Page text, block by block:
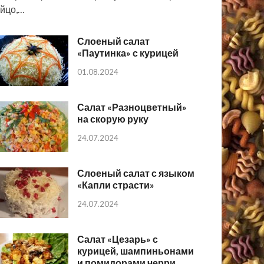
Слоеный салат
«Паутинка» с курицей
01.08.2024
Салат «Разноцветный»
на скорую руку
24.07.2024
Слоеный салат с языком
«Капли страсти»
24.07.2024
Салат «Цезарь» с
курицей, шампиньонами